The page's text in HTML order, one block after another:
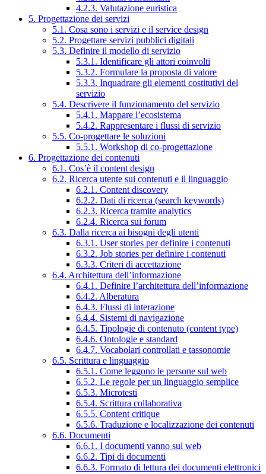
4.2.3. Valutazione euristica
5. Progettazione dei servizi
5.1. Cosa sono i servizi e il service design
5.2. Progettare servizi pubblici digitali
5.3. Definire il modello di servizio
5.3.1. Identificare gli attori coinvolti
5.3.2. Formulare la proposta di valore
5.3.3. Inquadrare gli elementi costitutivi del
servizio
5.4. Descrivere il funzionamento del servizio
5.4.1. Mappare l’ecosistema
5.4.2. Rappresentare i flussi di servizio
5.5. Co-progettare le soluzioni
5.5.1. Workshop di co-progettazione
6. Progettazione dei contenuti
6.1. Cos’è il content design
6.2. Ricerca utente sui contenuti e il linguaggio
6.2.1. Content discovery
6.2.2. Dati di ricerca (search keywords)
6.2.3. Ricerca tramite analytics
6.2.4. Ricerca sui forum
6.3. Dalla ricerca ai bisogni degli utenti
6.3.1. User stories per definire i contenuti
6.3.2. Job stories per definire i contenuti
6.3.3. Criteri di accettazione
6.4. Architettura dell’informazione
6.4.1. Definire l’architettura dell’informazione
6.4.2. Alberatura
6.4.3. Flussi di interazione
6.4.4. Sistemi di navigazione
6.4.5. Tipologie di contenuto (content type)
6.4.6. Ontologie e standard
6.4.7. Vocabolari controllati e tassonomie
6.5. Scrittura e linguaggio
6.5.1. Come leggono le persone sul web
6.5.2. Le regole per un linguaggio semplice
6.5.3. Microtesti
6.5.4. Scrittura collaborativa
6.5.5. Content critique
6.5.6. Traduzione e localizzazione dei contenuti
6.6. Documenti
6.6.1. I documenti vanno sul web
6.6.2. Tipi di documenti
6.6.3. Formato di lettura dei documenti elettronici